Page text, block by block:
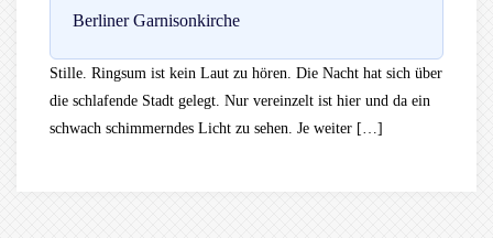
Berliner Garnisonkirche
Stille. Ringsum ist kein Laut zu hören. Die Nacht hat sich über
die schlafende Stadt gelegt. Nur vereinzelt ist hier und da ein
schwach schimmerndes Licht zu sehen. Je weiter […]